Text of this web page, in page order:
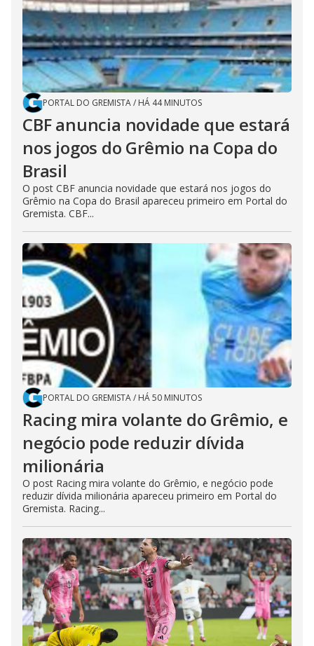
PORTAL DO GREMISTA/ HÁ 44 MINUTOS
CBF anuncia novidade que estará
nos jogos do Grêmio na Copa do
Brasil
O post CBF anuncia novidade que estará nos jogos do
Grêmio na Copa do Brasil apareceu primeiro em Portal do
Gremista. CBF...
PORTAL DO GREMISTA/ HÁ 50 MINUTOS
Racing mira volante do Grêmio, e
negócio pode reduzir dívida
milionária
O post Racing mira volante do Grêmio, e negócio pode
reduzir dívida milionária apareceu primeiro em Portal do
Gremista. Racing...